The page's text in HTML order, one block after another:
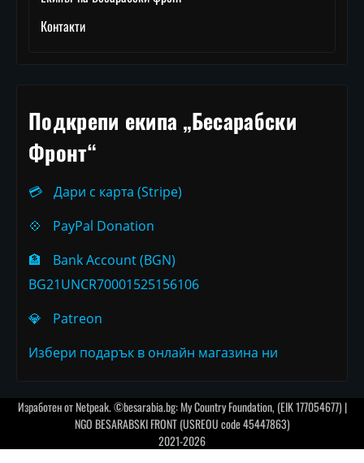
Контакти
Подкрепи екипа „Бесарабски
Фронт“
💳
Дари с карта (Stripe)
💠
PayPal Donation
🏦
Bank Account (BGN)
BG21UNCR70001525156106
💎
Patreon
Избери подарък в онлайн магазина ни
Изработен отNetpeak. ©besarabia.bg: My Country Foundation, (EIK 177054677) |
NGO BESARABSKI FRONT (USREOU code 45447863)
2021-2026